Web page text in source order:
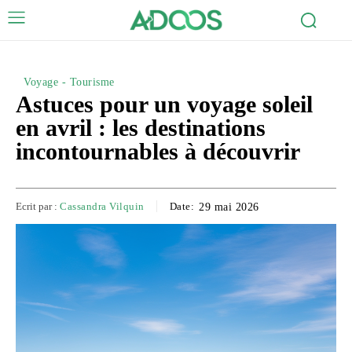
Voyage - Tourisme
Astuces pour un voyage soleil
en avril : les destinations
incontournables à découvrir
Ecrit par : Cassandra Vilquin Date: 29 mai 2026